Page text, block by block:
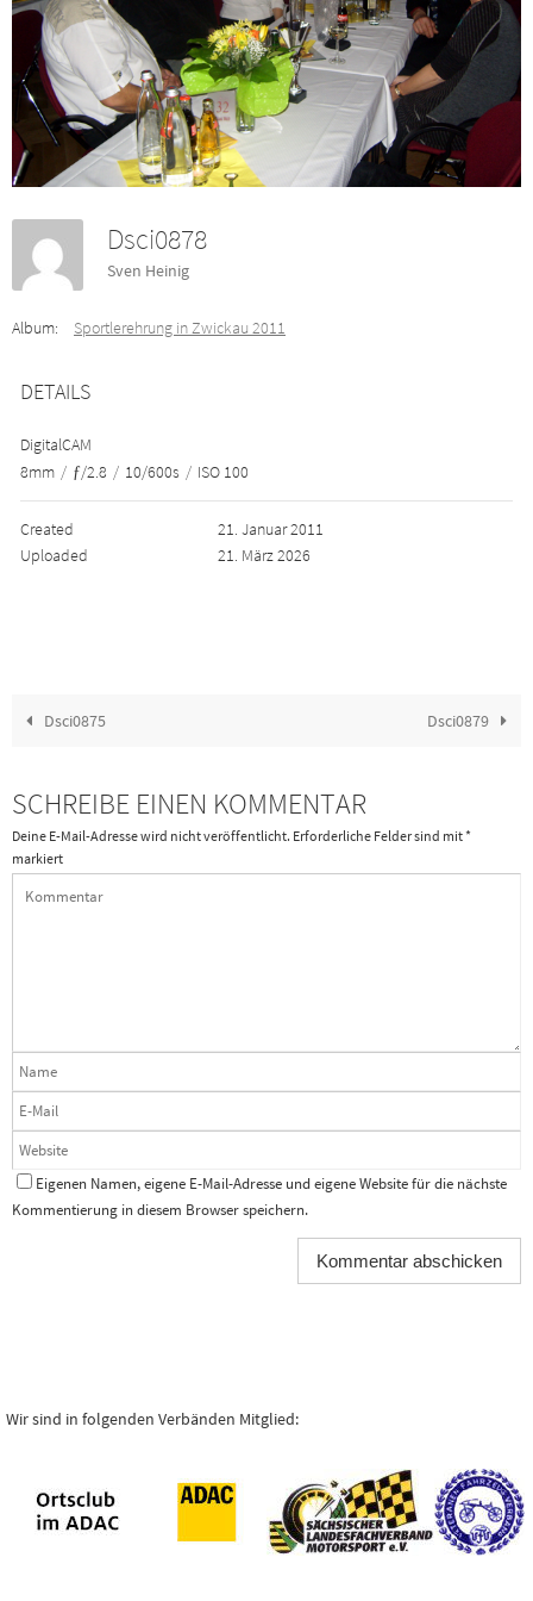
Dsci0878
Sven Heinig
Album: Sportlerehrung in Zwickau 2011
DETAILS
DigitalCAM
8mm / ƒ/2.8 / 10/600s / ISO 100
Created
21. Januar 2011
Uploaded
21. März 2026
Dsci0875 Dsci0879
SCHREIBE EINEN KOMMENTAR
Deine E-Mail-Adresse wird nicht veröffentlicht. Erforderliche Felder sind mit*
markiert
Eigenen Namen, eigene E-Mail-Adresse und eigene Website für die nächste
Kommentierung in diesem Browser speichern.
Wir sind in folgenden Verbänden Mitglied: